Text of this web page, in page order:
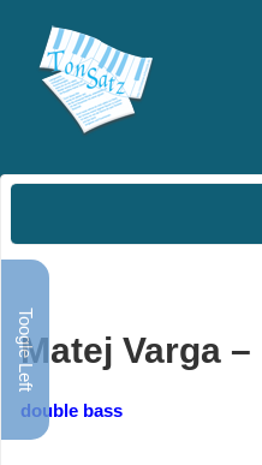
Toogle Left
Matej Varga –
double bass